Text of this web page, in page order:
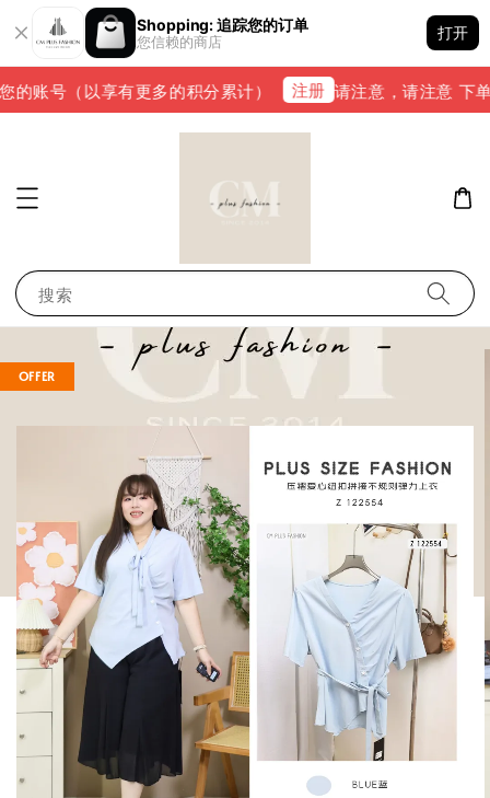
Shopping: 追踪您的订单
您信赖的商店
打开
账号（以享有更多的积分累计） 注册 请注意，请注意 下
搜索
OFFER